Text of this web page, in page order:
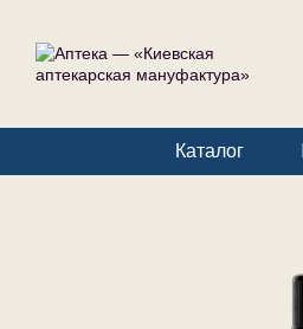
Каталог